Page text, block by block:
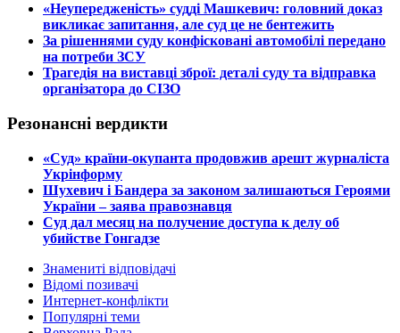
​«Неупередженість» судді Машкевич: головний доказ
викликає запитання, але суд це не бентежить
​За рішеннями суду конфісковані автомобілі передано
на потреби ЗСУ
​Трагедія на виставці зброї: деталі суду та відправка
організатора до СІЗО
Резонансні вердикти
​«Суд» країни-окупанта продовжив арешт журналіста
Укрінформу
Шухевич і Бандера за законом залишаються Героями
України – заява правознавця
Суд дал месяц на получение доступа к делу об
убийстве Гонгадзе
Знамениті відповідачі
Відомі позивачі
Интернет-конфлікти
Популярні теми